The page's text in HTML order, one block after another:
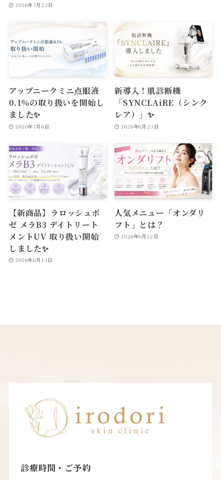
2026年7月22日
アップニークミニ点眼液
0.1％の取り扱いを開始し
ました✨
2026年7月6日
新導入！肌診断機
「SYNCLAiRE（シンク
レア）」✨
2026年6月23日
【新商品】ラロッシュポ
ゼ メラB3 デイトリート
メントUV 取り扱い開始
しました✨
2026年6月13日
人気メニュー「オンダリ
フト」とは？
2026年6月12日
診療時間・ご予約